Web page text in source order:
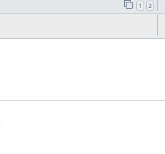
1 2